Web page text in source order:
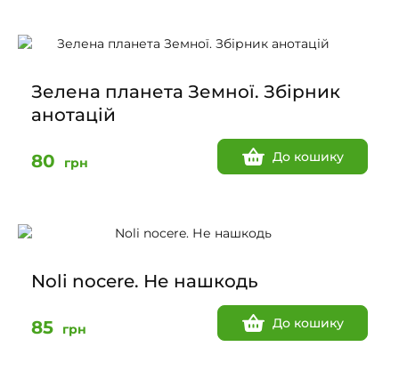
Зелена планета Земної. Збірник
анотацій
80 грн До кошику
Noli nocere. Не нашкодь
85 грн До кошику